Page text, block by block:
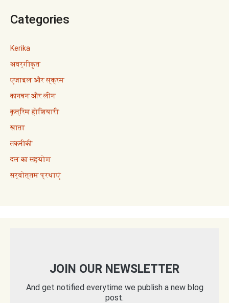
Categories
Kerika
अवर्गीकृत
एजाइल और स्क्रम
कानबन और लीन
कृत्रिम होशियारी
खाता
तकनीकी
दल का सहयोग
सर्वोत्तम प्रथाएं
JOIN OUR NEWSLETTER
And get notified everytime we publish a new blog
post.